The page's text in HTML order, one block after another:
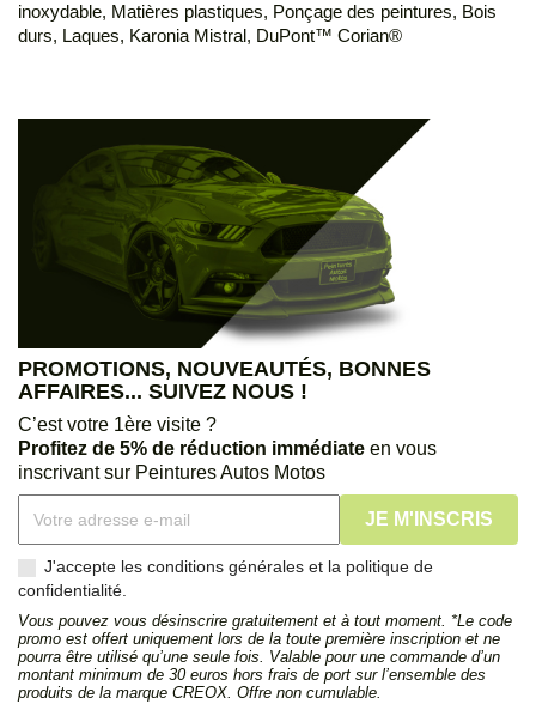
inoxydable, Matières plastiques, Ponçage des peintures, Bois
durs, Laques, Karonia Mistral, DuPont™ Corian®
PROMOTIONS, NOUVEAUTÉS, BONNES
AFFAIRES... SUIVEZ NOUS !
C’est votre 1ère visite ?
Profitez de 5% de réduction immédiate en vous
inscrivant sur Peintures Autos Motos
J'accepte les conditions générales et la politique de
confidentialité.
Vous pouvez vous désinscrire gratuitement et à tout moment. *Le code
promo est offert uniquement lors de la toute première inscription et ne
pourra être utilisé qu’une seule fois. Valable pour une commande d’un
montant minimum de 30 euros hors frais de port sur l’ensemble des
produits de la marque CREOX. Offre non cumulable.